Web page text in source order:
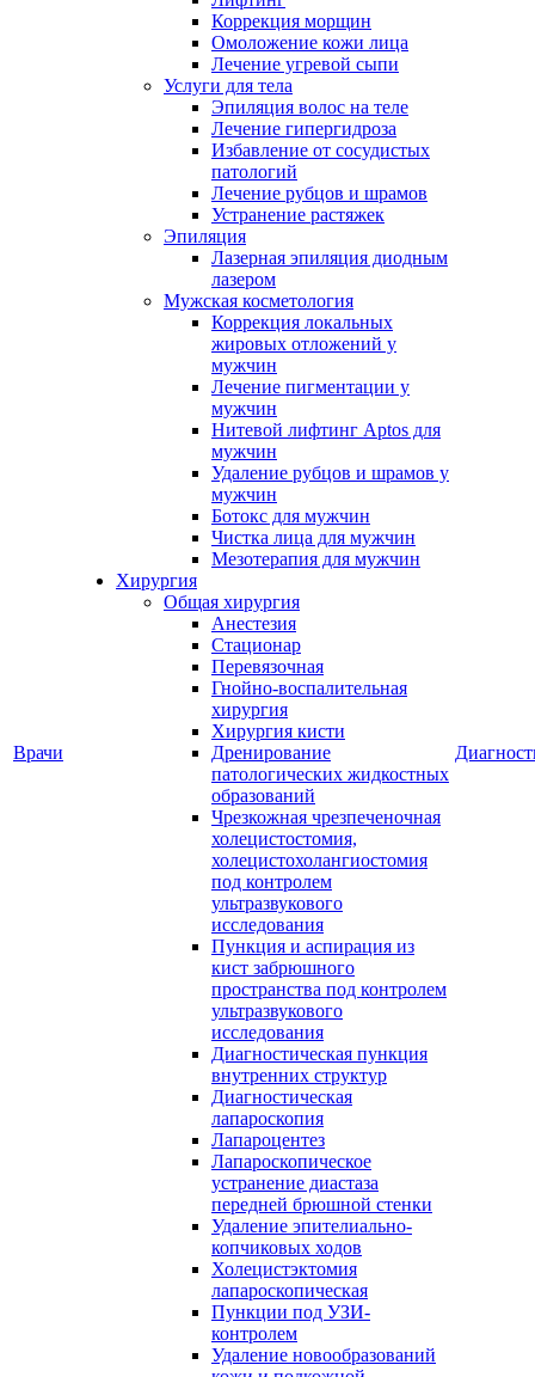
Врачи
Коррекция морщин
Омоложение кожи лица
Лечение угревой сыпи
Услуги для тела
Эпиляция волос на теле
Лечение гипергидроза
Избавление от сосудистых
патологий
Лечение рубцов и шрамов
Устранение растяжек
Эпиляция
Лазерная эпиляция диодным
лазером
Мужская косметология
Коррекция локальных
жировых отложений у
мужчин
Лечение пигментации у
мужчин
Нитевой лифтинг Aptos для
мужчин
Удаление рубцов и шрамов у
мужчин
Ботокс для мужчин
Чистка лица для мужчин
Мезотерапия для мужчин
Хирургия
Общая хирургия
Анестезия
Стационар
Перевязочная
Гнойно-воспалительная
хирургия
Хирургия кисти
Дренирование
патологических жидкостных
образований
Чрезкожная чрезпеченочная
холецистостомия,
холецистохолангиостомия
под контролем
ультразвукового
исследования
Пункция и аспирация из
кист забрюшного
пространства под контролем
ультразвукового
исследования
Диагностическая пункция
внутренних структур
Диагностическая
лапароскопия
Лапароцентез
Лапароскопическое
устранение диастаза
передней брюшной стенки
Удаление эпителиально-
копчиковых ходов
Холецистэктомия
лапароскопическая
Пункции под УЗИ-
контролем
Удаление новообразований